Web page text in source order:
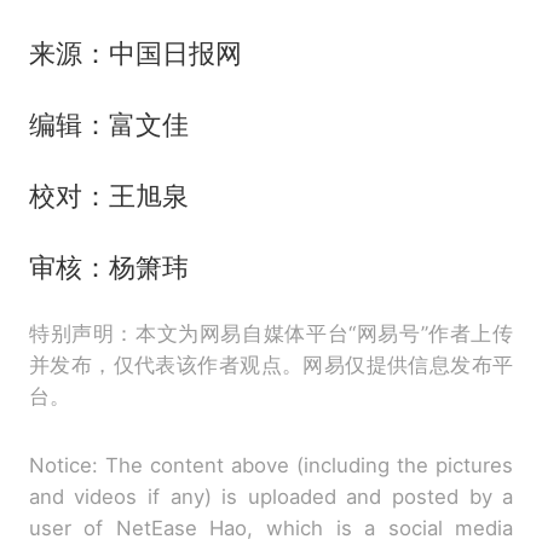
来源：中国日报网
编辑：富文佳
校对：王旭泉
审核：杨箫玮
特别声明：本文为网易自媒体平台“网易号”作者上传
并发布，仅代表该作者观点。网易仅提供信息发布平
台。
Notice: The content above (including the pictures
and videos if any) is uploaded and posted by a
user of NetEase Hao, which is a social media